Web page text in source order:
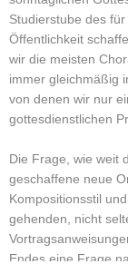
Studierstube des
Öffentlichkeit
wir die meisten
immer gleichmäßig
von denen wir nur
gottesdienstlichen
Die Frage, wie weit
geschaffene neue
Kompositionsstil
gehenden, nicht
Endes eine Frage